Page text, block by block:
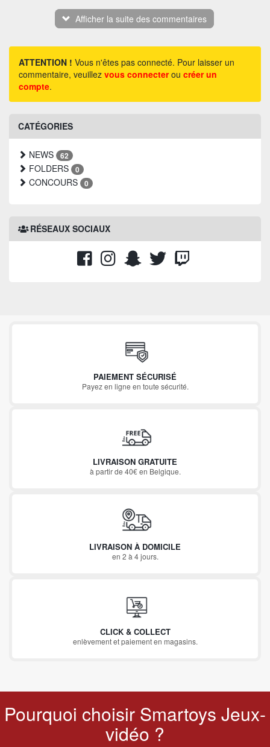
Afficher la suite des commentaires
ATTENTION ! Vous n'êtes pas connecté. Pour laisser un
commentaire, veuillez vous connecterou créer un
compte.
CATÉGORIES
NEWS 62
FOLDERS 0
CONCOURS 0
RÉSEAUX SOCIAUX
PAIEMENT SÉCURISÉ
Payez en ligne en toute sécurité.
LIVRAISON GRATUITE
à partir de 40€ en Belgique.
LIVRAISON À DOMICILE
en 2 à 4 jours.
CLICK & COLLECT
enlèvement et paiement en magasins.
Pourquoi choisir Smartoys Jeux-
vidéo ?